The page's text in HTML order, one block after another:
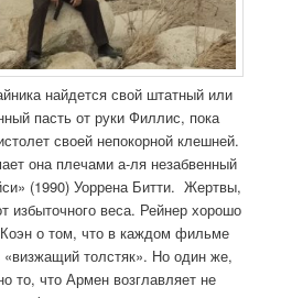
найдется свой штатный или
пасть от руки Филлис, пока
своей непокорной клешней.
она плечами а-ля незабвенный
(1990) Уоррена Битти. Жертвы,
избыточного веса. Рейнер хорошо
о том, что в каждом фильме
толстяк». Но один же,
то, что Армен возглавляет не